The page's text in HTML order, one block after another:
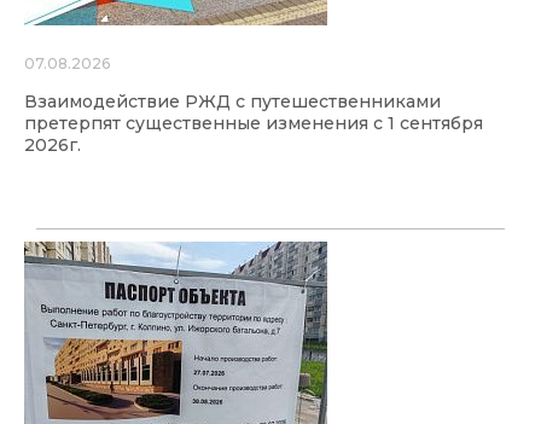
07.08.2026
Взаимодействие РЖД с путешественниками
претерпят существенные изменения с 1 сентября
2026г.